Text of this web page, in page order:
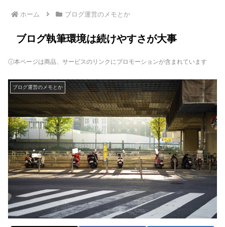
ホーム ブログ運営のメモとか
ブログ執筆環境は続けやすさが大事
ⓘ本ページは商品、サービスのリンクにプロモーションが含まれています
ブログ運営のメモとか